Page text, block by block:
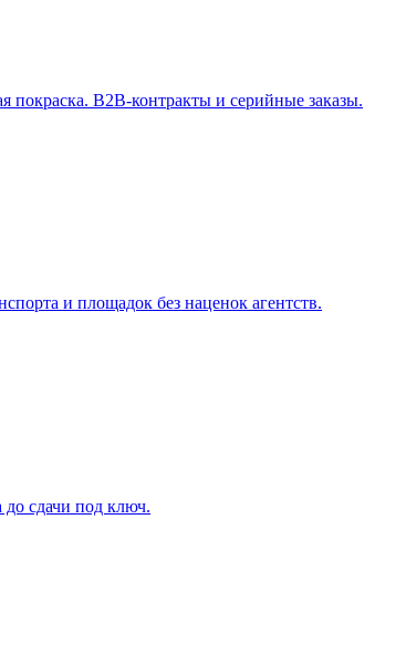
покраска. B2B-контракты и серийные заказы.
и площадок без наценок агентств.
сдачи под ключ.